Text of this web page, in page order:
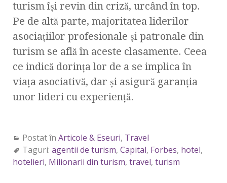
turism îşi revin din criză, urcând în top.
Pe de altă parte, majoritatea liderilor
asociaţiilor profesionale şi patronale din
turism se află în aceste clasamente. Ceea
ce indică dorinţa lor de a se implica în
viaţa asociativă, dar şi asigură garanţia
unor lideri cu experienţă.
Postat în Articole & Eseuri, Travel
Taguri: agentii de turism, Capital, Forbes, hotel,
hotelieri, Milionarii din turism, travel, turism